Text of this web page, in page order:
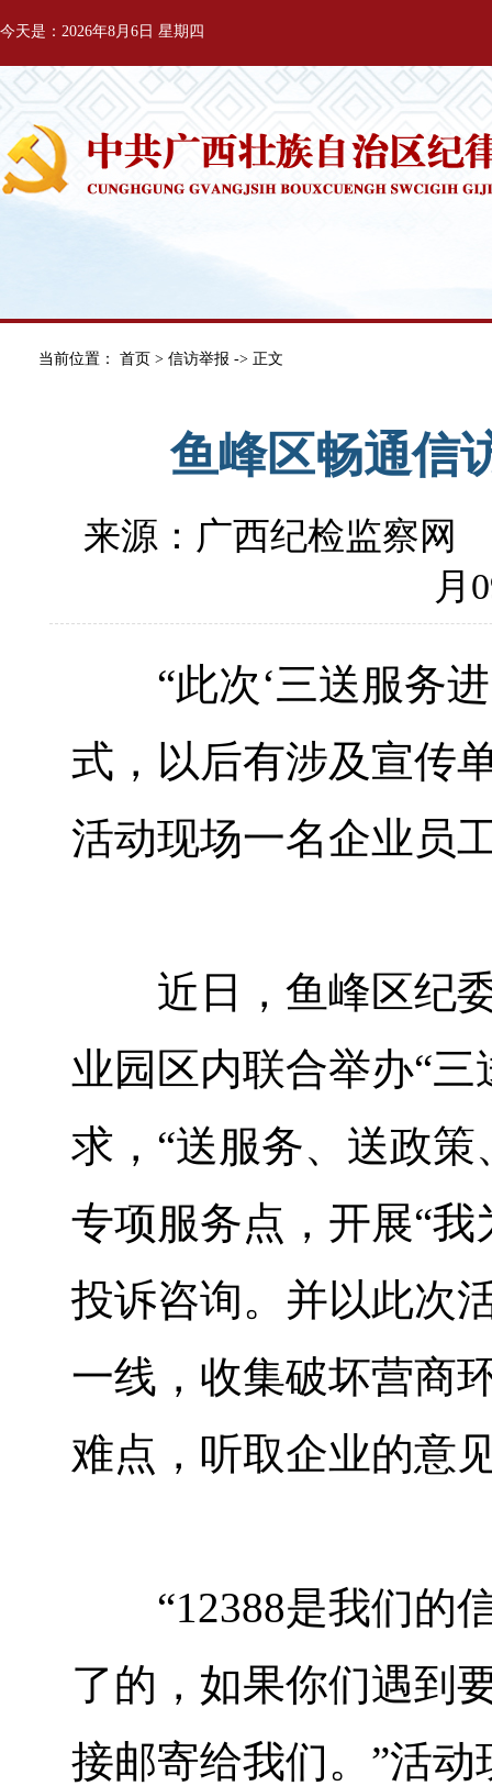
今天是：2026年8月6日 星期四
当前位置： 首页 > 信访举报 -> 正文
鱼峰区畅通信
来源：广西纪检监察网
月
“此次‘三送服务进
式，以后有涉及宣传
活动现场一名企业
近日，鱼峰区纪委
业园区内联合举办“
求，“送服务、送政
专项服务点，开展“
投诉咨询。并以此次
一线，收集破坏营商
难点，听取企业的意
“12388是我们的信
了的，如果你们遇到
接邮寄给我们。”活